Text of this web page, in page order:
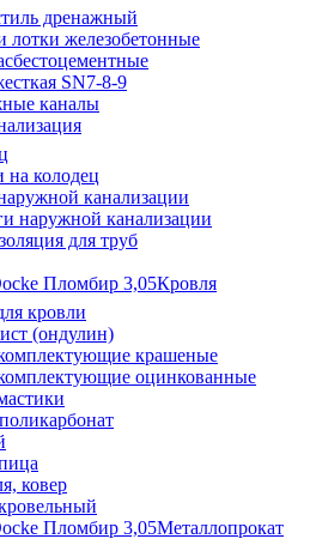
дренажный
лотки железобетонные
SN7-8-9
каналы
колодец
канализации
наружной канализации
для труб
Кровля
кровли
(ондулин)
крашеные
оцинкованные
ковер
Металлопрокат